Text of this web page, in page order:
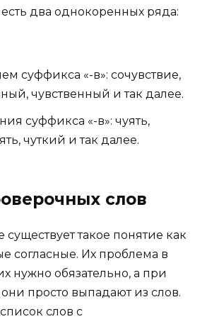
есть два однокоренных ряда:
суффикса «-в»: сочувствие,
чувственный и так далее.
суффикса «-в»: чуять,
чуткий и так далее.
слов
существует такое понятие как
согласные. Их проблема в
нужно обязательно, а при
просто выпадают из слов.
слов с